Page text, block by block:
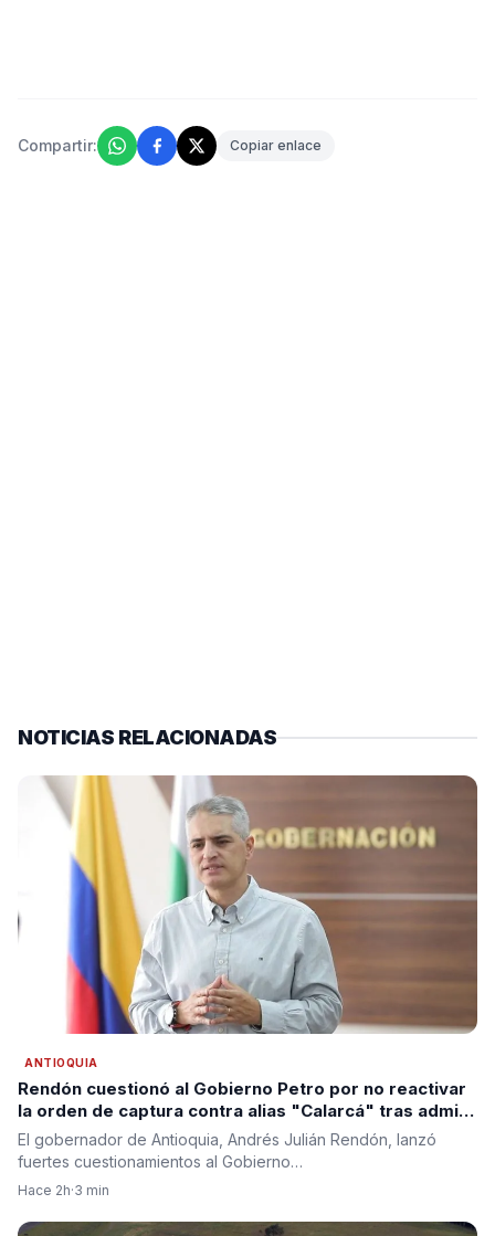
Compartir: Copiar enlace
NOTICIAS RELACIONADAS
ANTIOQUIA
Rendón cuestionó al Gobierno Petro por no reactivar
la orden de captura contra alias "Calarcá" tras admitir
fracaso del proceso de paz
El gobernador de Antioquia, Andrés Julián Rendón, lanzó
fuertes cuestionamientos al Gobierno…
Hace 2h·3 min